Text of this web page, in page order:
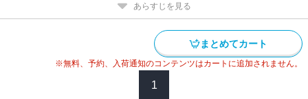
あらすじを見る
まとめてカート
※無料、予約、入荷通知のコンテンツはカートに追加されません。
1